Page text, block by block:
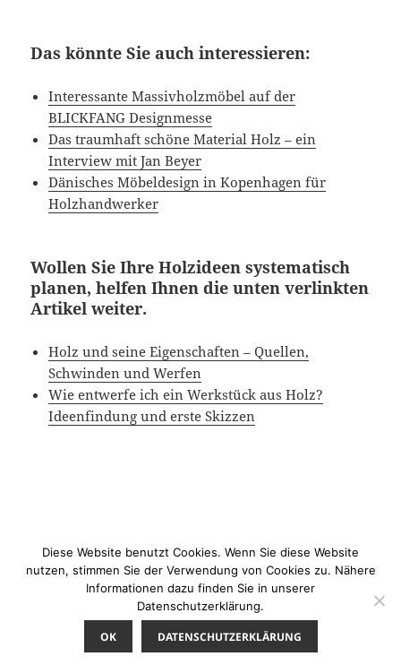
Das könnte Sie auch interessieren:
Interessante Massivholzmöbel auf der
BLICKFANG Designmesse
Das traumhaft schöne Material Holz – ein
Interview mit Jan Beyer
Dänisches Möbeldesign in Kopenhagen für
Holzhandwerker
Wollen Sie Ihre Holzideen systematisch
planen, helfen Ihnen die unten verlinkten
Artikel weiter.
Holz und seine Eigenschaften – Quellen,
Schwinden und Werfen
Wie entwerfe ich ein Werkstück aus Holz?
Ideenfindung und erste Skizzen
Veröffentlicht
27/10/2021 Kategorien
Berichte aus der Szene Schlagwörter
Design Messe
Blickfang
Inspirationsquelle für Holzbearbeiter
Schreibe einen Kommentar zu Die BLICKFANG Designmessen als
Diese Website benutzt Cookies. Wenn Sie diese Website
nutzen, stimmen Sie der Verwendung von Cookies zu. Nähere
Informationen dazu finden Sie in unserer
Datenschutzerklärung.
OK DATENSCHUTZERKLÄRUNG